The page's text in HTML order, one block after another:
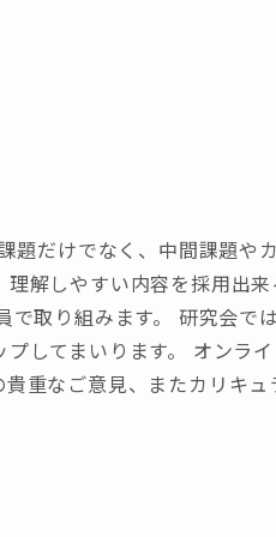
だけでなく、中間課題や
解しやすい内容を採用出
取り組みます。 研究会で
してまいります。 オンラ
重なご意見、またカリキ